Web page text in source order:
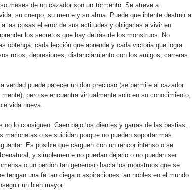
meses de un cazador son un tormento. Se atreve a
su cuerpo, su mente y su alma. Puede que intente destruir a
las cosas el error de sus actitudes y obligarlas a vivir en
los secretos que hay detrás de los monstruos. No
obtenga, cada lección que aprende y cada victoria que logra
rotos, depresiones, distanciamiento con los amigos, carreras
verdad puede parecer un don precioso (se permite al cazador
pero se encuentra virtualmente solo en su conocimiento,
vida nueva.
lo consiguen. Caen bajo los dientes y garras de las bestias,
o se suicidan porque no pueden soportar más
Es posible que carguen con un rencor intenso o se
y simplemente no puedan dejarlo o no puedan ser
o un perdón tan generoso hacia los monstruos que se
tengan una fe tan ciega o aspiraciones tan nobles en el mundo
un bien mayor.